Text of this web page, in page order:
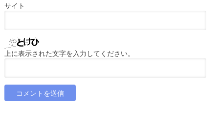
サイト
上に表示された文字を入力してください。